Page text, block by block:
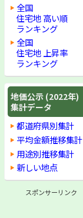
全国
住宅地 高い順
ランキング
全国
住宅地 上昇率
ランキング
地価公示 (2022年)
集計データ
都道府県別集計
平均金額推移集計
用途別推移集計
新しい地点
スポンサーリンク